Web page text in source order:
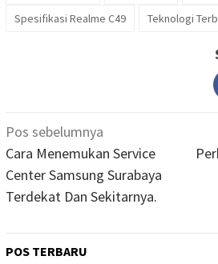
Spesifikasi Realme C49
Teknologi
Navigasi
pos
Pos sebelumnya
Cara Menemukan Service
Center Samsung Surabaya
Terdekat Dan Sekitarnya.
POS TERBARU